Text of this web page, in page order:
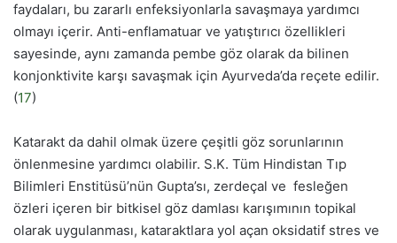
faydaları, bu zararlı enfeksiyonlarla savaşmaya yardımcı
olmayı içerir. Anti-enflamatuar ve yatıştırıcı özellikleri
sayesinde, aynı zamanda pembe göz olarak da bilinen
konjonktivite karşı savaşmak için Ayurveda’da reçete edilir.
(17)
Katarakt da dahil olmak üzere çeşitli göz sorunlarının
önlenmesine yardımcı olabilir. S.K. Tüm Hindistan Tıp
Bilimleri Enstitüsü’nün Gupta’sı, zerdeçal ve fesleğen
özleri içeren bir bitkisel göz damlası karışımının topikal
olarak uygulanması, kataraktlara yol açan oksidatif stres ve